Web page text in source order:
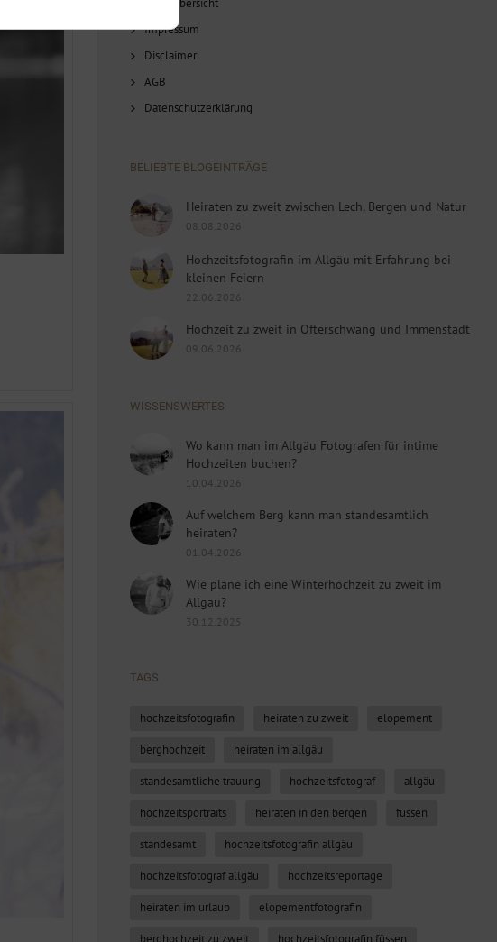
Blog-Übersicht
Impressum
Disclaimer
AGB
Datenschutzerklärung
BELIEBTE BLOGEINTRÄGE
Heiraten zu zweit zwischen Lech, Bergen und Natur
08.08.2026
Hochzeitsfotografin im Allgäu mit Erfahrung bei
kleinen Feiern
22.06.2026
Hochzeit zu zweit in Ofterschwang und Immenstadt
09.06.2026
WISSENSWERTES
Wo kann man im Allgäu Fotografen für intime
Hochzeiten buchen?
10.04.2026
Auf welchem Berg kann man standesamtlich
heiraten?
01.04.2026
Wie plane ich eine Winterhochzeit zu zweit im
Allgäu?
30.12.2025
TAGS
hochzeitsfotografin heiraten zu zweit elopement
berghochzeit heiraten im allgäu
standesamtliche trauung hochzeitsfotograf allgäu
hochzeitsportraits heiraten in den bergen füssen
standesamt hochzeitsfotografin allgäu
hochzeitsfotograf allgäu hochzeitsreportage
heiraten im urlaub elopementfotografin
berghochzeit zu zweit hochzeitsfotografin füssen